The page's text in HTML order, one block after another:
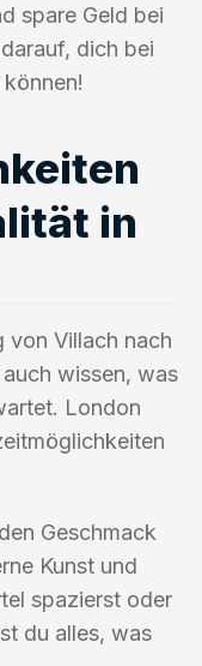
spare Geld bei
dich bei
in
von Villach nach
wissen, was
London
Geschmack
Kunst und
spazierst oder
du alles, was